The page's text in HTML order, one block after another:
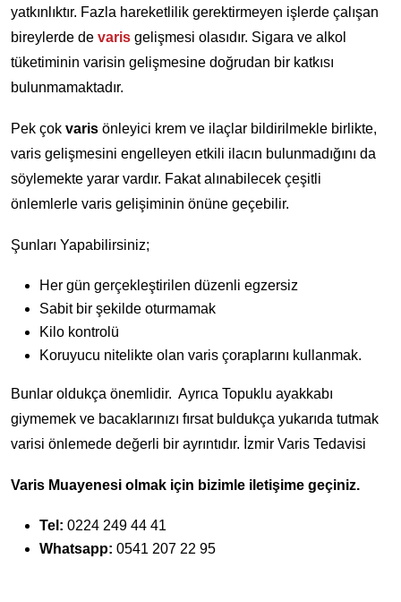
yatkınlıktır. Fazla hareketlilik gerektirmeyen işlerde çalışan
bireylerde de varis gelişmesi olasıdır. Sigara ve alkol
tüketiminin varisin gelişmesine doğrudan bir katkısı
bulunmamaktadır.
Pek çok varis önleyici krem ve ilaçlar bildirilmekle birlikte,
varis gelişmesini engelleyen etkili ilacın bulunmadığını da
söylemekte yarar vardır. Fakat alınabilecek çeşitli
önlemlerle varis gelişiminin önüne geçebilir.
Şunları Yapabilirsiniz;
Her gün gerçekleştirilen düzenli egzersiz
Sabit bir şekilde oturmamak
Kilo kontrolü
Koruyucu nitelikte olan varis çoraplarını kullanmak.
Bunlar oldukça önemlidir. Ayrıca Topuklu ayakkabı
giymemek ve bacaklarınızı fırsat buldukça yukarıda tutmak
varisi önlemede değerli bir ayrıntıdır. İzmir Varis Tedavisi
Varis Muayenesi olmak için bizimle iletişime geçiniz.
Tel: 0224 249 44 41
Whatsapp: 0541 207 22 95